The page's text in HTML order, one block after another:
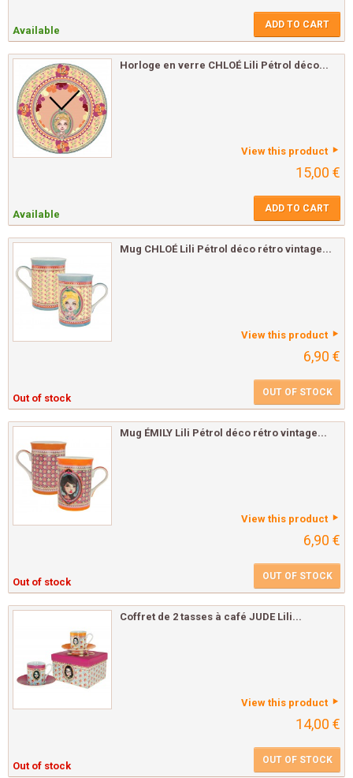
Available ADD TO CART
Horloge en verre CHLOÉ Lili Pétrol déco...
View this product
15,00 €
Available ADD TO CART
Mug CHLOÉ Lili Pétrol déco rétro vintage...
View this product
6,90 €
Out of stock OUT OF STOCK
Mug ÉMILY Lili Pétrol déco rétro vintage...
View this product
6,90 €
Out of stock OUT OF STOCK
Coffret de 2 tasses à café JUDE Lili...
View this product
14,00 €
Out of stock OUT OF STOCK